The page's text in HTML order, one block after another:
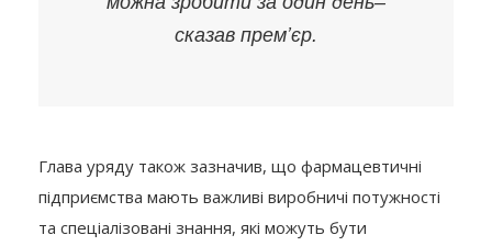
сказав прем’єр.
Глава уряду також зазначив, що фармацевтичні
підприємства мають важливі виробничі потужності
та спеціалізовані знання, які можуть бути